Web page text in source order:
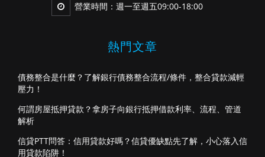
營業時間：週一至週五09:00-18:00
熱門文章
債務整合是什麼？了解銀行債務整合流程/條件，整合貸款減輕
壓力！
何謂房屋抵押貸款？拿房子向銀行抵押借款利率、流程、管道
解析
信貸PTT問答：信用貸款好嗎？信貸優缺點先了解，小心落入信
用貸款陷阱！